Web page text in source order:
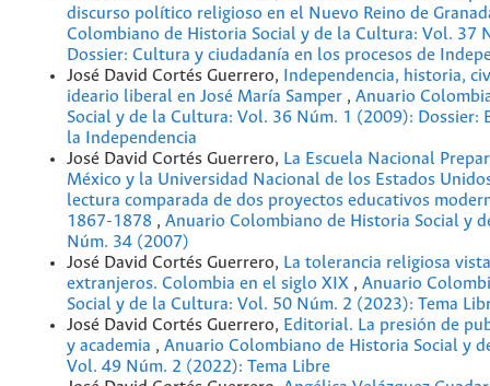
discurso político religioso en el Nuevo Reino de
Colombiano de Historia Social y de la Cultura: Vol. 37
Dossier: Cultura y ciudadanía en los procesos de
José David Cortés Guerrero,
Independencia, historia,
ideario liberal en José María Samper , Anuario
Social y de la Cultura: Vol. 36 Núm. 1 (2009): Dossier:
la Independencia
José David Cortés Guerrero, La Escuela Nacional
México y la Universidad Nacional de los Estados
lectura comparada de dos proyectos educativos
1867-1878 , Anuario Colombiano de Historia Social y
Núm. 34 (2007)
José David Cortés Guerrero, La tolerancia religiosa
extranjeros. Colombia en el siglo XIX , Anuario
Social y de la Cultura: Vol. 50 Núm. 2 (2023): Tema
José David Cortés Guerrero, Editorial. La presión de
y academia , Anuario Colombiano de Historia Social y
Vol. 49 Núm. 2 (2022): Tema Libre